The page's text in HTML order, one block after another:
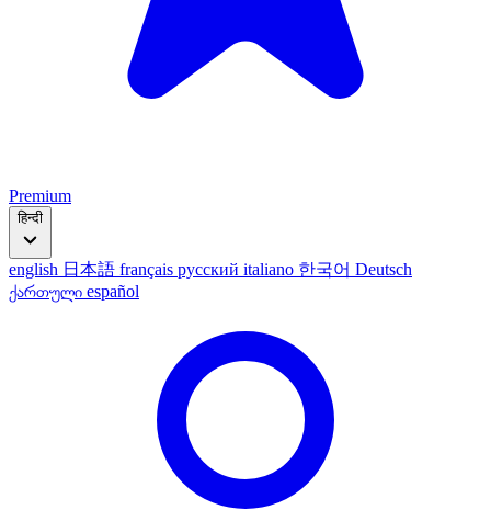
Premium
हिन्दी
english 日本語 français русский italiano 한국어 Deutsch
ქართული español